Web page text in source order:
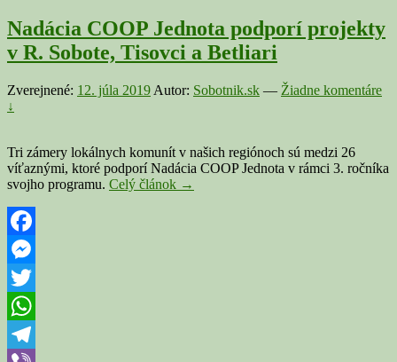
Nadácia COOP Jednota podporí projekty
v R. Sobote, Tisovci a Betliari
Zverejnené: 12. júla 2019 Autor: Sobotnik.sk — Žiadne komentáre
↓
Tri zámery lokálnych komunít v našich regiónoch sú medzi 26
víťaznými, ktoré podporí Nadácia COOP Jednota v rámci 3. ročníka
svojho programu. Celý článok Nadácia
→
Facebook
Messenger
Twitter
WhatsApp